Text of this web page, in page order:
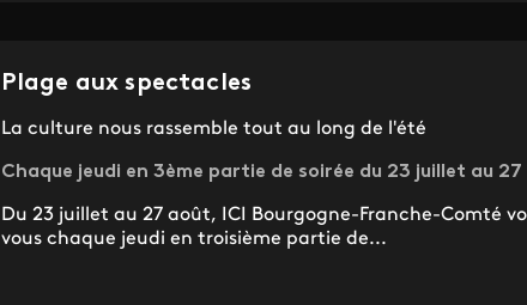
Plage aux spectacles
La culture nous rassemble tout au long de l'été
Chaque jeudi en 3ème partie de soirée du 23 juillet au
Du 23 juillet au 27 août, ICI Bourgogne-Franche-Comté
vous chaque jeudi en troisième partie de...